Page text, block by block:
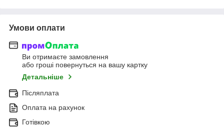
Умови оплати
Ви отримаєте замовлення
або гроші повернуться на вашу картку
Детальніше
Післяплата
Оплата на рахунок
Готівкою